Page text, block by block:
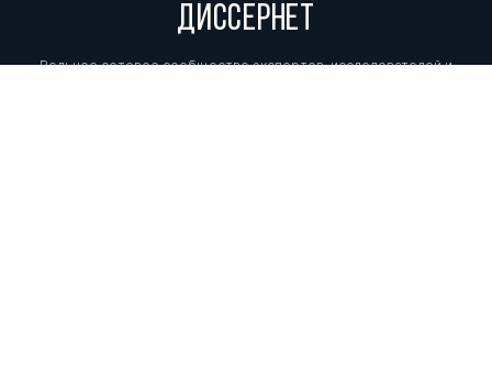
ДИССЕРНЕТ
Вольное сетевое сообщество экспертов, исследователей и